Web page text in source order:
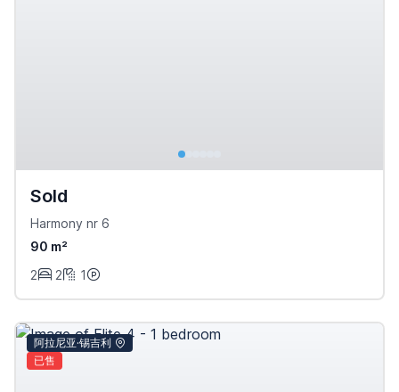
Sold
Harmony nr 6
90 m²
2
2 1
阿拉尼亚·锡吉利
已售